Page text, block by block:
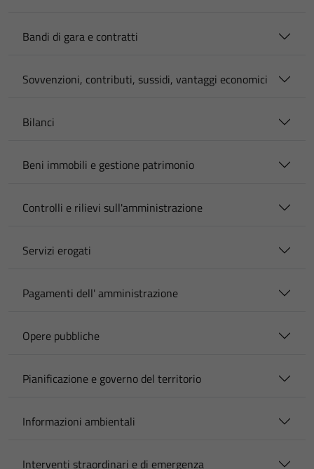
Bandi di gara e contratti
Sovvenzioni, contributi, sussidi, vantaggi economici
Bilanci
Beni immobili e gestione patrimonio
Controlli e rilievi sull'amministrazione
Servizi erogati
Pagamenti dell' amministrazione
Opere pubbliche
Pianificazione e governo del territorio
Informazioni ambientali
Interventi straordinari e di emergenza